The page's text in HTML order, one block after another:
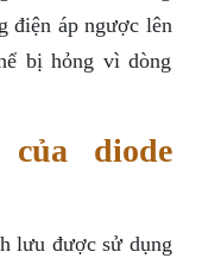
điện áp ngược lên
bị hỏng vì dòng
diode
lưu được sử dụng